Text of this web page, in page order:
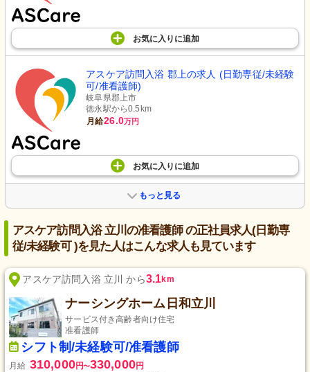
お気に入り に追加
アスケア訪問入浴 郡上の求人 (日勤専従/未経験
可/准看護師)
岐阜県郡上市
徳永駅から0.5km
月給26.0万円
お気に入り に追加
もっと見る
アスケア訪問入浴 立川の准看護師 の正社員求人(日勤専
従/未経験可 )を見た人はこんな求人も見ています
アスケア訪問入浴 立川 から3.1km
ナーシングホーム日和立川
サービス付き高齢者向け住宅
准看護師
シフト制/未経験可/准看護師
月給 310,000円〜330,000円